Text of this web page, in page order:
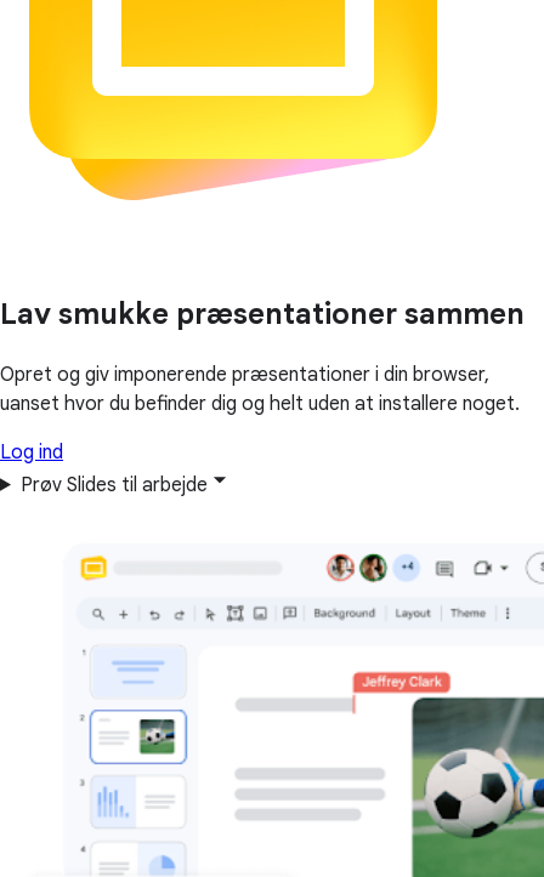
Lav smukke præsentationer sammen
Opret og giv imponerende præsentationer i din browser,
uanset hvor du befinder dig og helt uden at installere noget.
Log ind
Prøv Slides til arbejde